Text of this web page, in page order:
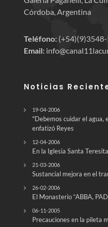
Córdoba, Argentina
Teléfono:
Email:
Noticias
19-04-2006
"Debemos cuidar el agua,
enfatizó Reyes
12-04-2006
En la Iglesia Santa
21-03-2006
Sustancial mejora en el
26-02-2006
El Monasterio “ABBA,
06-11-2005
Precauciones en la pileta